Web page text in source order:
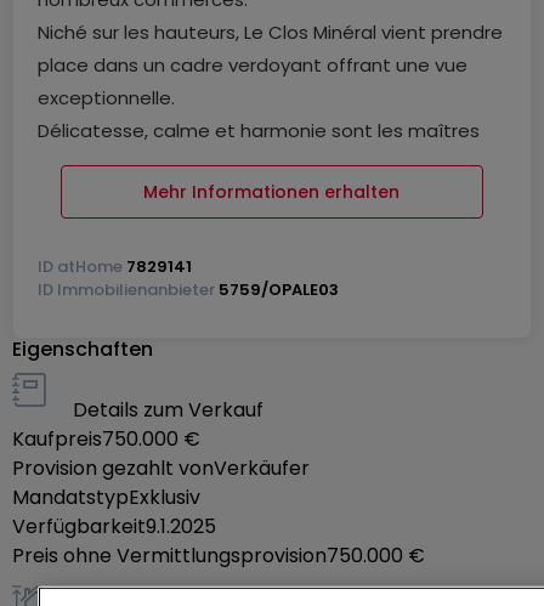
Niché sur les hauteurs, Le Clos Minéral vient prendre
place dans un cadre verdoyant offrant une vue
exceptionnelle.
Délicatesse, calme et harmonie sont les maîtres
mots dans cet ensemble immobilier où vous
pourrez jouir du quotidien dans des appartements
ou des maisons individuelles.
Le Clos Minéral propose une architecture moderne
éclatante et se révèle à chaque instant, chaque
Dans un emplacement très prisé pour sa
tranquillité et son environnement, c'est un
ensemble de neuf villas d'exception, qui prendra
place au sein du Clos Minéral. En hauteur et face à
la nature, son emplacement sur le plateau de
Volmerange-les-Mines vous offrira tous les
Mehr Informationen erhalten
ID atHome 7829141
ID Immobilienanbieter 5759/OPALE03
Eigenschaften
Details zum Verkauf
Kaufpreis750.000 €
Provision gezahlt vonVerkäufer
MandatstypExklusiv
Verfügbarkeit9.1.2025
Preis ohne Vermittlungsprovision750.000 €